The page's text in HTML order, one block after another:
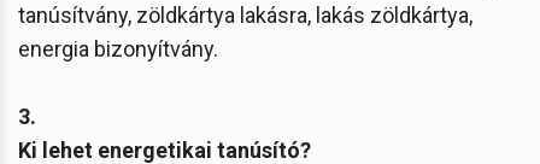
tanúsítvány, zöldkártya lakásra, lakás zöldkártya,
energia bizonyítvány.
3.
Ki lehet energetikai tanúsító?